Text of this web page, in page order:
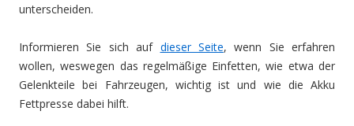
unterscheiden.
Informieren Sie sich auf dieser Seite, wenn Sie erfahren
wollen, weswegen das regelmäßige Einfetten, wie etwa der
Gelenkteile bei Fahrzeugen, wichtig ist und wie die Akku
Fettpresse dabei hilft.